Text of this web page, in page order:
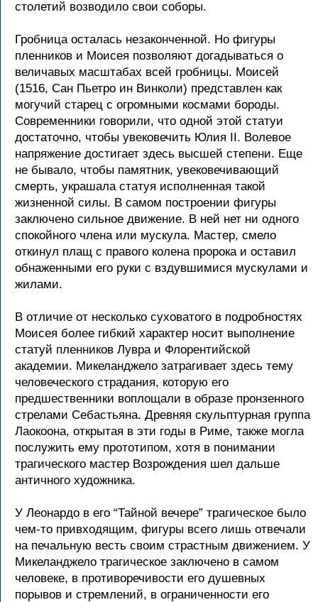
столетий возводило свои соборы.
Гробница осталась незаконченной. Но фигуры
пленников и Моисея позволяют догадываться о
величавых масштабах всей гробницы. Моисей
(1516, Сан Пьетро ин Винколи) представлен как
могучий старец с огромными космами бороды.
Современники говорили, что одной этой статуи
достаточно, чтобы увековечить Юлия II. Волевое
напряжение достигает здесь высшей степени. Еще
не бывало, чтобы памятник, увековечивающий
смерть, украшала статуя исполненная такой
жизненной силы. В самом построении фигуры
заключено сильное движение. В ней нет ни одного
спокойного члена или мускула. Мастер, смело
откинул плащ с правого колена пророка и оставил
обнаженными его руки с вздувшимися мускулами и
жилами.
В отличие от несколько суховатого в подробностях
Моисея более гибкий характер носит выполнение
статуй пленников Лувра и Флорентийской
академии. Микеланджело затрагивает здесь тему
человеческого страдания, которую его
предшественники воплощали в образе пронзенного
стрелами Себастьяна. Древняя скульптурная группа
Лаокоона, открытая в эти годы в Риме, также могла
послужить ему прототипом, хотя в понимании
трагического мастер Возрождения шел дальше
античного художника.
У Леонардо в его “Тайной вечере” трагическое было
чем-то привходящим, фигуры всего лишь отвечали
на печальную весть своим страстным движением. У
Микеланджело трагическое заключено в самом
человеке, в противоречивости его душевных
порывов и стремлений, в ограниченности его